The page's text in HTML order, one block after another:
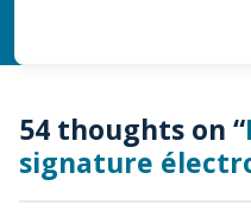
54 thoughts on “
signature